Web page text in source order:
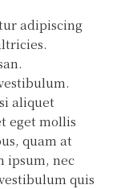
adipiscing
aliquet
eget mollis
quam at
ipsum, nec
quis